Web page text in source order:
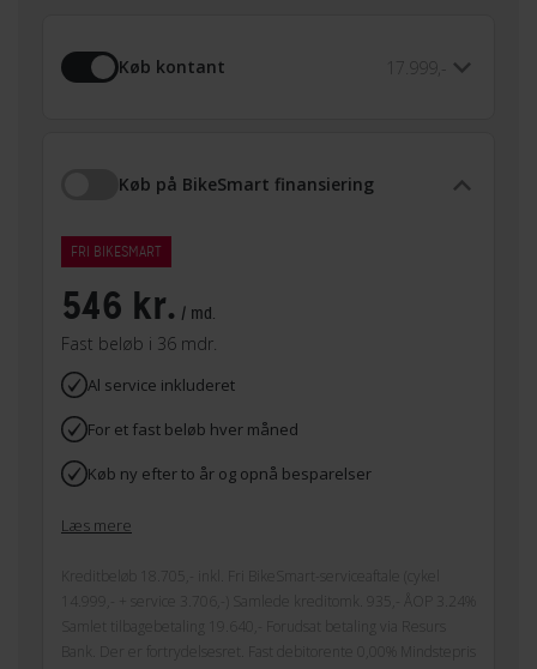
Køb kontant 17.999,-
Køb på BikeSmart finansiering
FRI BIKESMART
546 kr. / md.
Fast beløb i 36 mdr.
Al service inkluderet
For et fast beløb hver måned
Køb ny efter to år og opnå besparelser
Læs mere
Kreditbeløb 18.705,- inkl. Fri BikeSmart-serviceaftale (cykel
14.999,- + service 3.706,-) Samlede kreditomk. 935,- ÅOP 3.24%
Samlet tilbagebetaling 19.640,- Forudsat betaling via Resurs
Bank. Der er fortrydelsesret. Fast debitorente 0,00% Mindstepris